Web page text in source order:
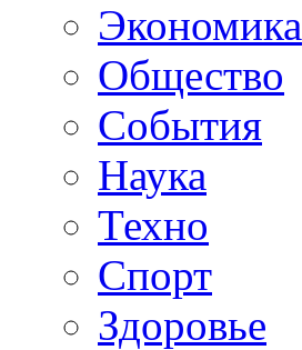
Экономика
Общество
События
Наука
Техно
Спорт
Здоровье